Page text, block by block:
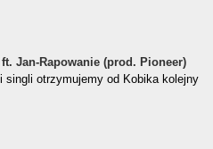
(prod. Pioneer)
Jan-Rapowanie (prod. Pioneer)
singli otrzymujemy od Kobika kolejny